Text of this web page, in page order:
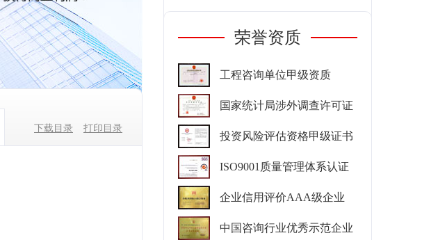
下载目录 打印目录
荣誉资质
工程咨询单位甲级资质
国家统计局涉外调查许可证
投资风险评估资格甲级证书
ISO9001质量管理体系认证
企业信用评价AAA级企业
中国咨询行业优秀示范企业